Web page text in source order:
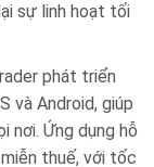
sự linh hoạt tối
phát triển
và Android, giúp
nơi. Ứng dụng hỗ
thuế, với tốc